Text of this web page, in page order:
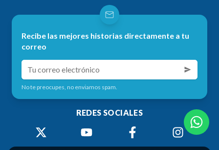
Recibe las mejores historias directamente a tu
correo
No te preocupes, no enviamos spam.
REDES SOCIALES